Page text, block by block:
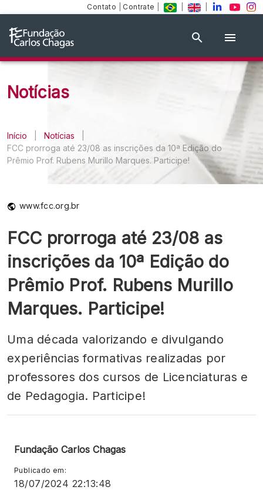
Contato Contrate
Notícias
Início Notícias
FCC prorroga até 23/08 as inscrições da 10ª Edição do
Prêmio Prof. Rubens Murillo Marques. Participe!
www.fcc.org.br
FCC prorroga até 23/08 as
inscrições da 10ª Edição do
Prêmio Prof. Rubens Murillo
Marques. Participe!
Uma década valorizando e divulgando
experiências formativas realizadas por
professores dos cursos de Licenciaturas e
de Pedagogia. Participe!
Fundação Carlos Chagas
Publicado em:
18/07/2024 22:13:48